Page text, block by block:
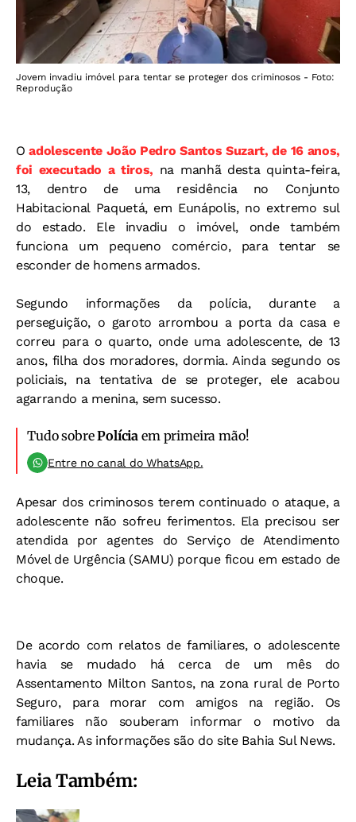
Jovem invadiu imóvel para tentar se proteger dos criminosos - Foto:
Reprodução
Oadolescente João Pedro Santos Suzart, de 16 anos,
foi executado a tiros, na manhã desta quinta-feira,
13, dentro de uma residência no Conjunto
Habitacional Paquetá, em Eunápolis, no extremo sul
do estado. Ele invadiu o imóvel, onde também
funciona um pequeno comércio, para tentar se
esconder de homens armados.
Segundo informações da polícia, durante a
perseguição, o garoto arrombou a porta da casa e
correu para o quarto, onde uma adolescente, de 13
anos, filha dos moradores, dormia. Ainda segundo os
policiais, na tentativa de se proteger, ele acabou
agarrando a menina, sem sucesso.
Tudo sobrePolícia em primeira mão!
Entre no canal do WhatsApp.
Apesar dos criminosos terem continuado o ataque, a
adolescente não sofreu ferimentos. Ela precisou ser
atendida por agentes do Serviço de Atendimento
Móvel de Urgência (SAMU) porque ficou em estado de
choque.
De acordo com relatos de familiares, o adolescente
havia se mudado há cerca de um mês do
Assentamento Milton Santos, na zona rural de Porto
Seguro, para morar com amigos na região. Os
familiares não souberam informar o motivo da
mudança. As informações são do site Bahia Sul News.
Leia Também: